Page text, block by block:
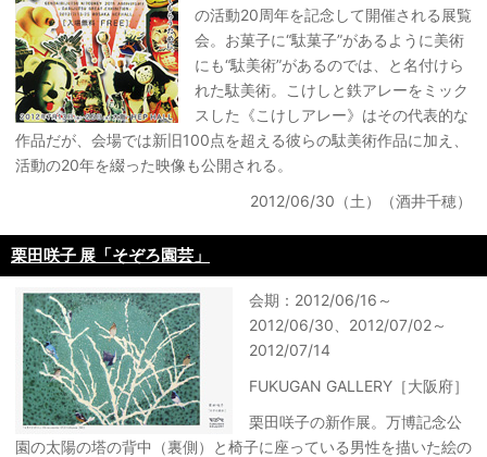
の活動20周年を記念して開催される展覧
会。お菓子に“駄菓子”があるように美術
にも“駄美術”があるのでは、と名付けら
れた駄美術。こけしと鉄アレーをミック
スした《こけしアレー》はその代表的な
作品だが、会場では新旧100点を超える彼らの駄美術作品に加え、
活動の20年を綴った映像も公開される。
2012/06/30（土）（酒井千穂）
栗田咲子 展「そぞろ園芸」
会期：2012/06/16～
2012/06/30、2012/07/02～
2012/07/14
FUKUGAN GALLERY［大阪府］
栗田咲子の新作展。万博記念公
園の太陽の塔の背中（裏側）と椅子に座っている男性を描いた絵の